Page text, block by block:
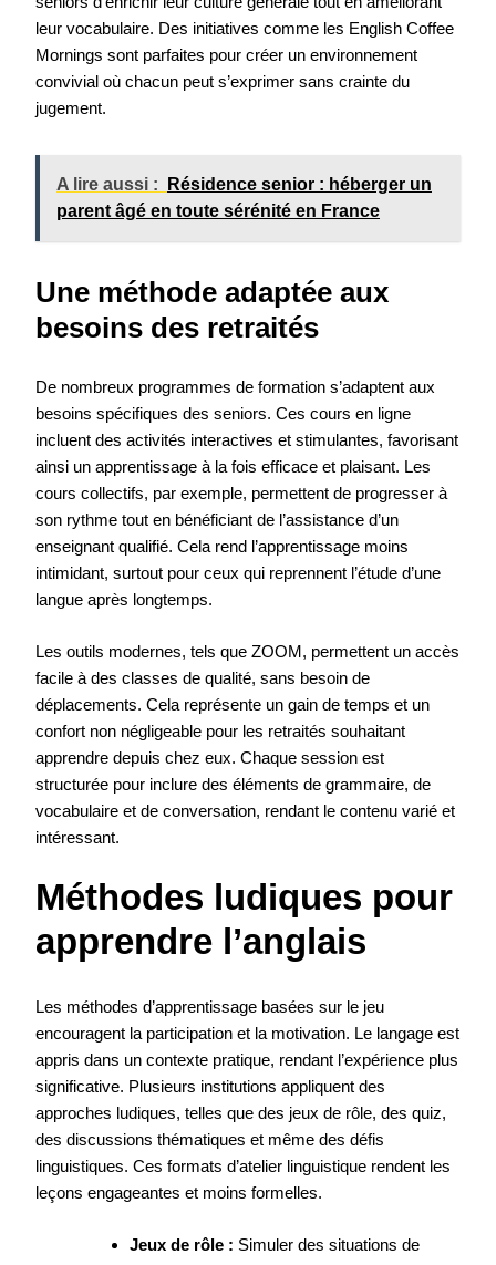
leur vocabulaire. Des initiatives comme les English Coffee
Mornings sont parfaites pour créer un environnement
convivial où chacun peut s’exprimer sans crainte du
jugement.
A lire aussi :
Résidence senior : héberger un
parent âgé en toute sérénité en France
Une méthode adaptée aux
besoins des retraités
De nombreux programmes de formation s’adaptent aux
besoins spécifiques des seniors. Ces cours en ligne
incluent des activités interactives et stimulantes, favorisant
ainsi un apprentissage à la fois efficace et plaisant. Les
cours collectifs, par exemple, permettent de progresser à
son rythme tout en bénéficiant de l’assistance d’un
enseignant qualifié. Cela rend l’apprentissage moins
intimidant, surtout pour ceux qui reprennent l’étude d’une
langue après longtemps.
Les outils modernes, tels que ZOOM, permettent un accès
facile à des classes de qualité, sans besoin de
déplacements. Cela représente un gain de temps et un
confort non négligeable pour les retraités souhaitant
apprendre depuis chez eux. Chaque session est
structurée pour inclure des éléments de grammaire, de
vocabulaire et de conversation, rendant le contenu varié et
intéressant.
Méthodes ludiques pour
apprendre l’anglais
Les méthodes d’apprentissage basées sur le jeu
encouragent la participation et la motivation. Le langage est
appris dans un contexte pratique, rendant l’expérience plus
significative. Plusieurs institutions appliquent des
approches ludiques, telles que des jeux de rôle, des quiz,
des discussions thématiques et même des défis
linguistiques. Ces formats d’atelier linguistique rendent les
leçons engageantes et moins formelles.
Jeux de rôle : Simuler des situations de